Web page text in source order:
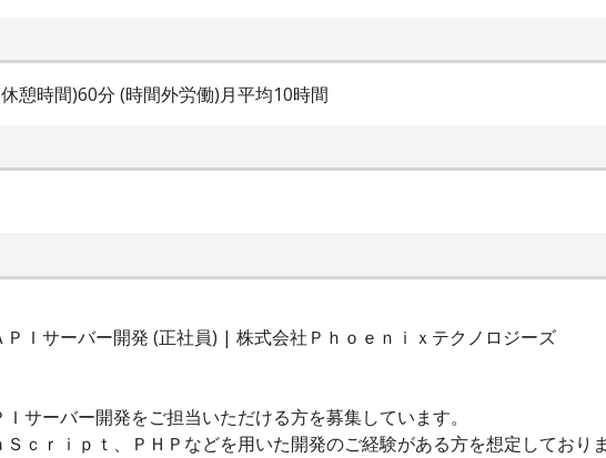
憩時間)60分 (時間外労働)月平均10時間
Ｉサーバー開発 (正社員) | 株式会社Ｐｈｏｅｎｉｘテクノロジーズ
サーバー開発をご担当いただける方を募集しています。
Ｓｃｒｉｐｔ、ＰＨＰなどを用いた開発のご経験がある方を想定しており